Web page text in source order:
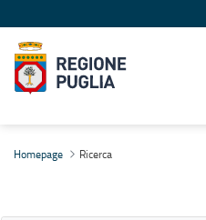
Homepage Ricerca